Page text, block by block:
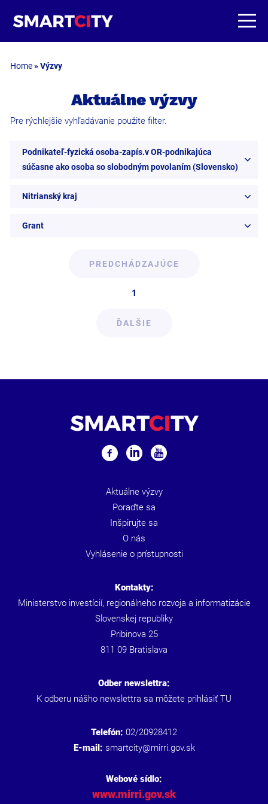
Home»Výzvy
Aktuálne výzvy
Pre rýchlejšie vyhľadávanie použite filter.
Podnikateľ-fyzická osoba-zapís.v OR-podnikajúca
súčasne ako osoba so slobodným povolaním (Slovensko)
Nitrianský kraj
Grant
PREDCHÁDZAJÚCE
1
ĎALŠIE
Aktuálne výzvy
Poraďte sa
Inšpirujte sa
O nás
Vyhlásenie o prístupnosti
Kontakty:
Ministerstvo investícií, regionálneho rozvoja a informatizácie
Slovenskej republiky
Pribinova 25
811 09 Bratislava
Odber newslettra:
K odberu nášho newslettra sa môžete prihlásiť TU
Telefón: 02/20928412
E-mail: smartcity@mirri.gov.sk
Webové sídlo:
www.mirri.gov.sk